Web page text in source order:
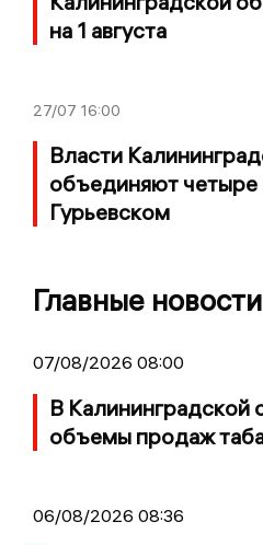
на 1 августа
27/07 16:00
Власти
объединяют четыре
Гурьевском
Главные новости
07/08/2026 08:00
В Калининградской
объемы продаж
06/08/2026 08:36